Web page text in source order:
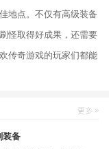
地点。不仅有高级装备
怪取得好成果，还需要
传奇游戏的玩家们都能
装备